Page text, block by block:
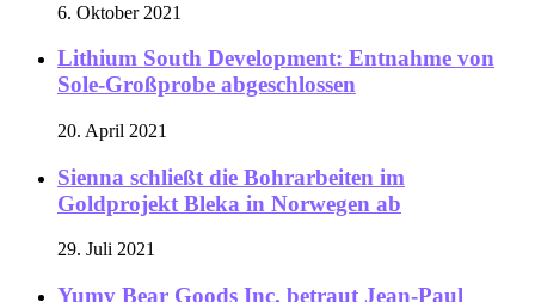
6. Oktober 2021
Lithium South Development: Entnahme von
Sole-Großprobe abgeschlossen
20. April 2021
Sienna schließt die Bohrarbeiten im
Goldprojekt Bleka in Norwegen ab
29. Juli 2021
Yumy Bear Goods Inc. betraut Jean-Paul